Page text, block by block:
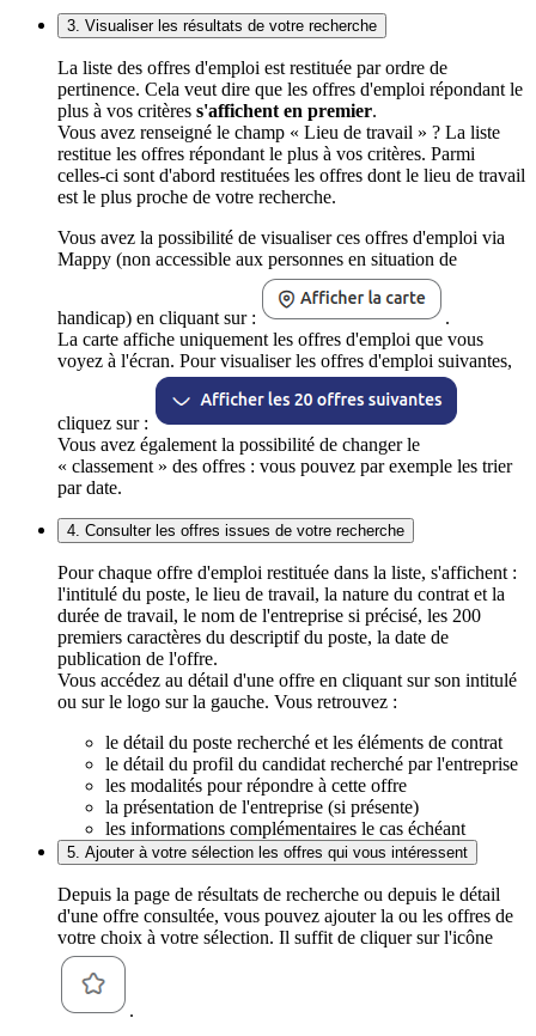
3. Visualiser les résultats de votre recherche
La liste des offres d'emploi est restituée par ordre de
pertinence. Cela veut dire que les offres d'emploi répondant le
plus à vos critères s'affichent en premier.
Vous avez renseigné le champ « Lieu de travail » ? La liste
restitue les offres répondant le plus à vos critères. Parmi
celles-ci sont d'abord restituées les offres dont le lieu de travail
est le plus proche de votre recherche.
Vous avez la possibilité de visualiser ces offres d'emploi via
Mappy (non accessible aux personnes en situation de
handicap) en cliquant sur :
.
La carte affiche uniquement les offres d'emploi que vous
voyez à l'écran. Pour visualiser les offres d'emploi suivantes,
cliquez sur :
Vous avez également la possibilité de changer le
« classement » des offres : vous pouvez par exemple les trier
par date.
4. Consulter les offres issues de votre recherche
Pour chaque offre d'emploi restituée dans la liste, s'affichent :
l'intitulé du poste, le lieu de travail, la nature du contrat et la
durée de travail, le nom de l'entreprise si précisé, les 200
premiers caractères du descriptif du poste, la date de
publication de l'offre.
Vous accédez au détail d'une offre en cliquant sur son intitulé
ou sur le logo sur la gauche. Vous retrouvez :
le détail du poste recherché et les éléments de contrat
le détail du profil du candidat recherché par l'entreprise
les modalités pour répondre à cette offre
la présentation de l'entreprise (si présente)
les informations complémentaires le cas échéant
5. Ajouter à votre sélection les offres qui vous intéressent
Depuis la page de résultats de recherche ou depuis le détail
d'une offre consultée, vous pouvez ajouter la ou les offres de
votre choix à votre sélection. Il suffit de cliquer sur l'icône
.